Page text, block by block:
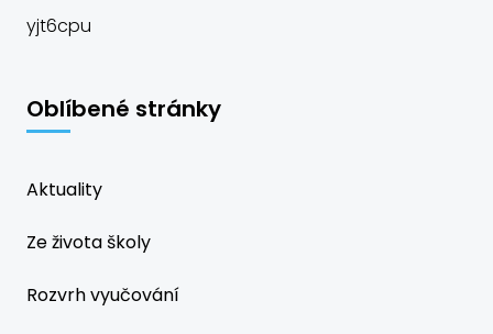
yjt6cpu
Oblíbené stránky
Aktuality
Ze života školy
Rozvrh vyučování